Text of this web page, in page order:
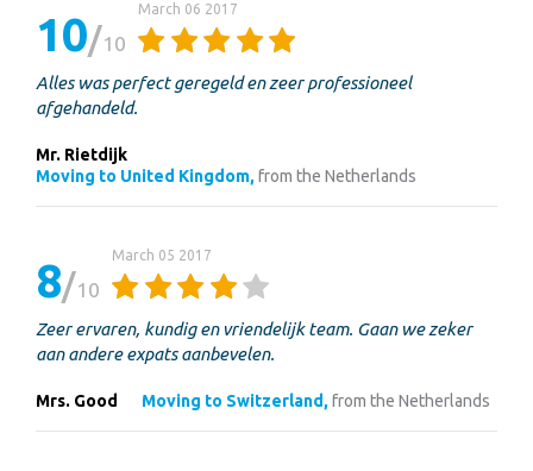
10 10
March 06 2017
Alles was perfect geregeld en zeer professioneel
afgehandeld.
Mr. Rietdijk
Moving to United Kingdom,from the Netherlands
8 10
March 05 2017
Zeer ervaren, kundig en vriendelijk team. Gaan we zeker
aan andere expats aanbevelen.
Mrs. Good Moving to Switzerland,from the Netherlands